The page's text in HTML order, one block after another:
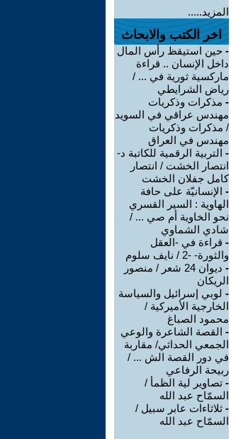
المزيد.....
اخر الكتب والابحاث
- حين استيقظ رأس المال
داخل الإنسان .. قراءة
ماركسية ثورية في ... /
رياض الشرايطي
- مذكرات وذكريات
مهندس عراقي في السويد
/ مذكرات وذكريات
مهندس في العراق
- التربية الرقمية للكاتبة د-
انتصار الخشت / انتصار
كامل جفلان الخشت
- الإنسانيّة على حافة
الهاوية : السير القسري
نحو الخاوية أم صي ... /
شادي الشماوي
- قراءة في -العقل
والثورة- -2 / نايف سلوم
-
ديوان 24 شعر / منصور
الريكان
- لوبي إسرائيل والسياسة
الخارجية الأميركية /
محمود الصباغ
- القصة الشاعرة والوعي
الجمعي الحداثي/ مقاربة
في دور القصة الش ... /
ربيحة الرفاعي
- تصاوير لية الظمأ /
السمّاح عبد الله
- ثلاثاءات عابر سبيل /
السمّاح عبد الله